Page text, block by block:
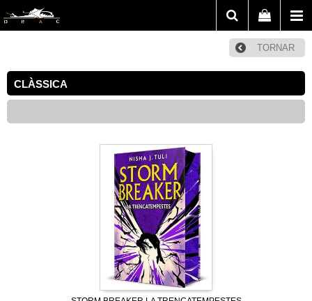
TORNAR
CLÀSSICA